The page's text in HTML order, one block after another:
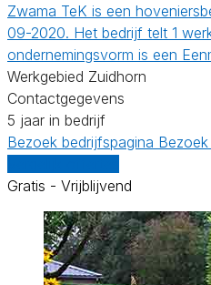
Zwama TeK is een
09-2020. Het bedrijf telt 1
ondernemingsvorm is een
Werkgebied Zuidhorn
Contactgegevens
5 jaar in bedrijf
Bezoek bedrijfspagina
Gratis - Vrijblijvend